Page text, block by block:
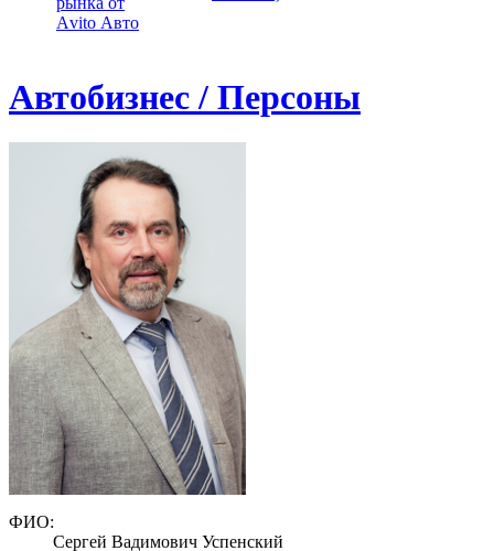
Аvito Авто
Автобизнес / Персоны
ФИО:
Сергей Вадимович Успенский